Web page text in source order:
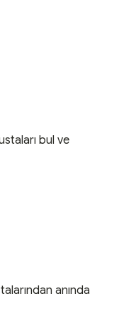
bul ve
anında